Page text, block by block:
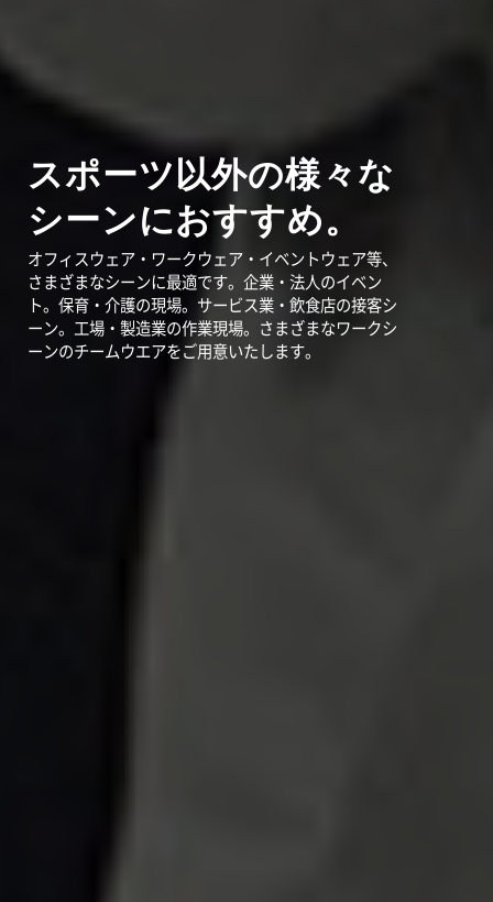
スポーツ以外の様々な
シーンにおすすめ。
オフィスウェア・ワークウェア・イベントウェア等、
さまざまなシーンに最適です。企業・法人のイベン
ト。保育・介護の現場。サービス業・飲食店の接客シ
ーン。工場・製造業の作業現場。さまざまなワークシ
ーンのチームウエアをご用意いたします。